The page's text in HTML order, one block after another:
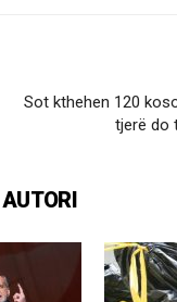
​Sot kthehen 120
tjerë do